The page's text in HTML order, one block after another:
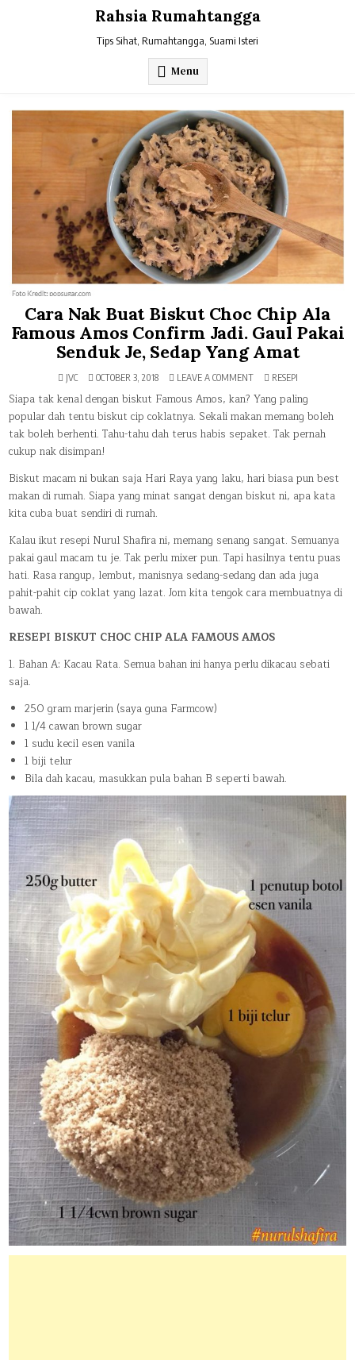
Rahsia Rumahtangga
Tips Sihat, Rumahtangga, Suami Isteri
Menu
Cara Nak Buat Biskut Choc Chip Ala
Famous Amos Confirm Jadi. Gaul Pakai
Senduk Je, Sedap Yang Amat
JVC OCTOBER 3, 2018 LEAVE A COMMENTON
NAK
BUAT
BISKUT
CHIP
CONFIRM
JADI.
GAUL
PAKAI
YANG
AMAT
POSTED
RESEPI
Siapa tak kenal dengan biskut Famous Amos, kan? Yang paling
popular dah tentu biskut cip coklatnya. Sekali makan memang boleh
tak boleh berhenti. Tahu-tahu dah terus habis sepaket. Tak pernah
cukup nak disimpan!
Biskut macam ni bukan saja Hari Raya yang laku, hari biasa pun best
makan di rumah. Siapa yang minat sangat dengan biskut ni, apa kata
kita cuba buat sendiri di rumah.
Kalau ikut resepi Nurul Shafira ni, memang senang sangat. Semuanya
pakai gaul macam tu je. Tak perlu mixer pun. Tapi hasilnya tentu puas
hati. Rasa rangup, lembut, manisnya sedang-sedang dan ada juga
pahit-pahit cip coklat yang lazat. Jom kita tengok cara membuatnya di
bawah.
RESEPI BISKUT CHOC CHIP ALA FAMOUS AMOS
1. Bahan A: Kacau Rata. Semua bahan ini hanya perlu dikacau sebati
saja.
250 gram marjerin (saya guna Farmcow)
1 1/4 cawan brown sugar
1 sudu kecil esen vanila
1 biji telur
Bila dah kacau, masukkan pula bahan B seperti bawah.